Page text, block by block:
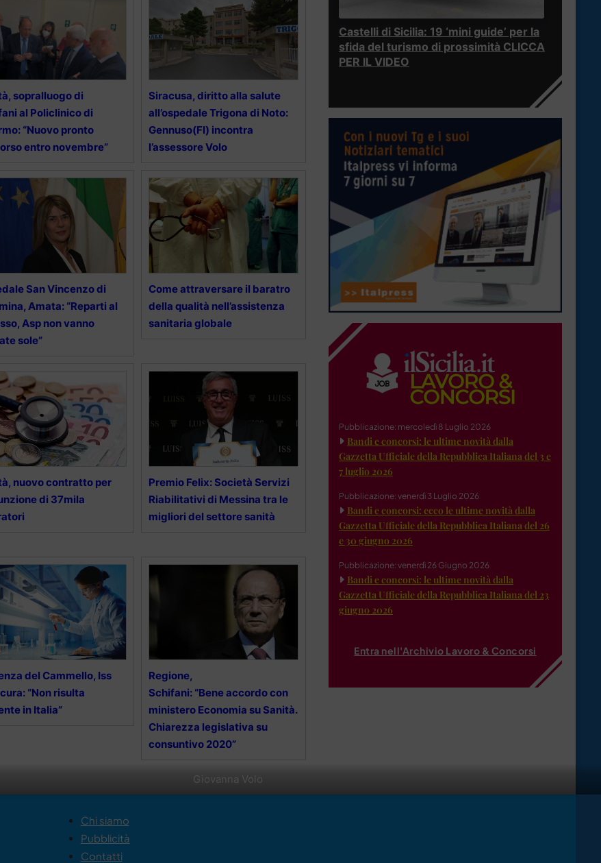
Giovanna Volo
sopralluogo di
al Policlinico di
“Nuovo pronto
entro novembre”
Siracusa, diritto alla salute
all’ospedale Trigona di Noto:
Gennuso(FI) incontra
l’assessore Volo
San Vincenzo di
Amata: “Reparti al
Asp non vanno
sole”
Come attraversare il baratro
della qualità nell’assistenza
sanitaria globale
nuovo contratto per
di 37mila
Premio Felix: Società Servizi
Riabilitativi di Messina tra le
migliori del settore sanità
del Cammello, Iss
“Non risulta
in Italia”
Regione,
Schifani: “Bene accordo con
ministero Economia su Sanità.
Chiarezza legislativa su
consuntivo 2020”
Castelli di Sicilia: 19 ‘mini guide’ per la
sfida del turismo di prossimità CLICCA
PER IL VIDEO
Pubblicazione: mercoledì 8 Luglio 2026
Bandi e concorsi: le ultime novità dalla
Gazzetta Ufficiale della Repubblica Italiana del 3 e
7 luglio 2026
Pubblicazione: venerdì 3 Luglio 2026
Bandi e concorsi: ecco le ultime novità dalla
Gazzetta Ufficiale della Repubblica Italiana del 26
e 30 giugno 2026
Pubblicazione: venerdì 26 Giugno 2026
Bandi e concorsi: le ultime novità dalla
Gazzetta Ufficiale della Repubblica Italiana del 23
giugno 2026
Entra nell'Archivio Lavoro & Concorsi
Chi siamo
Pubblicità
Contatti